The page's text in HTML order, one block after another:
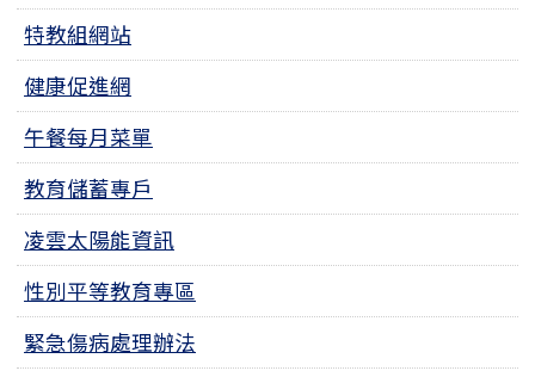
特教組網站
健康促進網
午餐每月菜單
教育儲蓄專戶
凌雲太陽能資訊
性別平等教育專區
緊急傷病處理辦法